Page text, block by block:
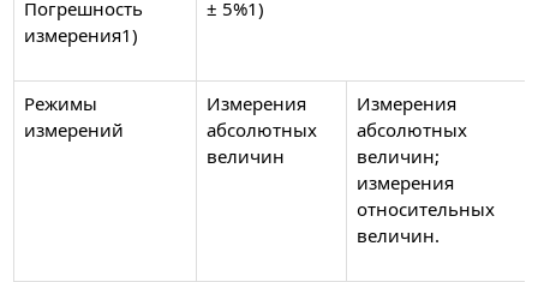
Погрешность
измерения1)
± 5%1)
Режимы
измерений
Измерения
абсолютных
величин
Измерения
абсолютных
величин;
измерения
относительных
величин.